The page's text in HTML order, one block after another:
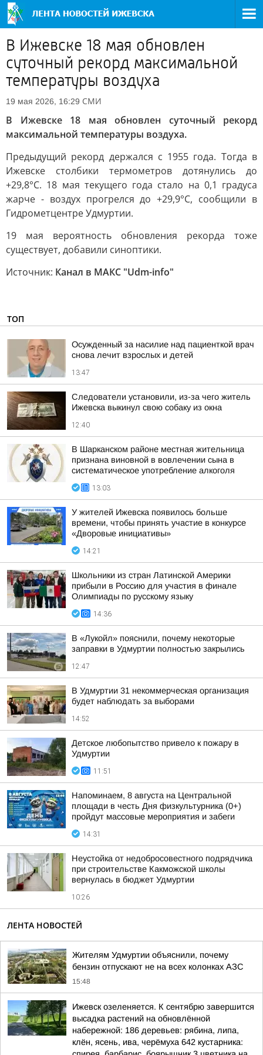
В Ижевске 18 мая обновлен
суточный рекорд максимальной
температуры воздуха
19 мая 2026, 16:29 СМИ
В Ижевске 18 мая обновлен суточный рекорд
максимальной температуры воздуха.
Предыдущий рекорд держался с 1955 года. Тогда в
Ижевске столбики термометров дотянулись до
+29,8°C. 18 мая текущего года стало на 0,1 градуса
жарче - воздух прогрелся до +29,9°C, сообщили в
Гидрометцентре Удмуртии.
19 мая вероятность обновления рекорда тоже
существует, добавили синоптики.
Источник: Канал в МАКС "Udm-info"
ТОП
Осужденный за насилие над пациенткой врач
снова лечит взрослых и детей
13:47
Следователи установили, из-за чего житель
Ижевска выкинул свою собаку из окна
12:40
В Шарканском районе местная жительница
признана виновной в вовлечении сына в
систематическое употребление алкоголя
13:03
У жителей Ижевска появилось больше
времени, чтобы принять участие в конкурсе
«Дворовые инициативы»
14:21
Школьники из стран Латинской Америки
прибыли в Россию для участия в финале
Олимпиады по русскому языку
14:36
В «Лукойл» пояснили, почему некоторые
заправки в Удмуртии полностью закрылись
12:47
В Удмуртии 31 некоммерческая организация
будет наблюдать за выборами
14:52
Детское любопытство привело к пожару в
Удмуртии
11:51
Напоминаем, 8 августа на Центральной
площади в честь Дня физкультурника (0+)
пройдут массовые мероприятия и забеги
14:31
Неустойка от недобросовестного подрядчика
при строительстве Какможской школы
вернулась в бюджет Удмуртии
10:26
ЛЕНТА НОВОСТЕЙ
Жителям Удмуртии объяснили, почему
бензин отпускают не на всех колонках АЗС
15:48
Ижевск озеленяется. К сентябрю завершится
высадка растений на обновлённой
набережной: 186 деревьев: рябина, липа,
клён, ясень, ива, черёмуха 642 кустарника: